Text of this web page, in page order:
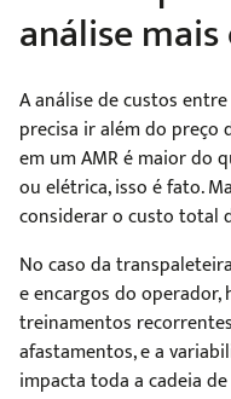
análise
A análise de custos
precisa ir além do preço
em um AMR é maior do
ou elétrica, isso é fato.
considerar o custo total
No caso da
e encargos do operador,
treinamentos
afastamentos, e a
impacta toda a cadeia